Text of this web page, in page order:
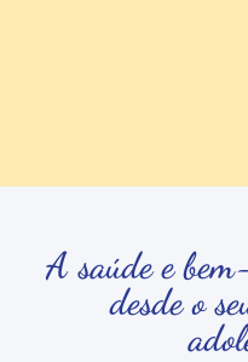
A saúde e
desde o